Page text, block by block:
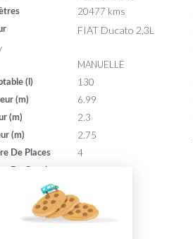
20477 kms
FIAT Ducato 2,3L
MANUELLE
(l) 130
(m) 6.99
(m) 2.3
(m) 2.75
De Places 4
8